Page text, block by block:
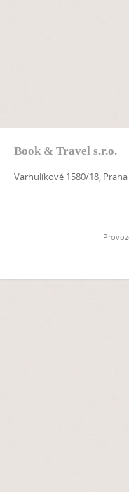
Book & Travel s.r.o.
Varhulíkové 1580/18, Praha